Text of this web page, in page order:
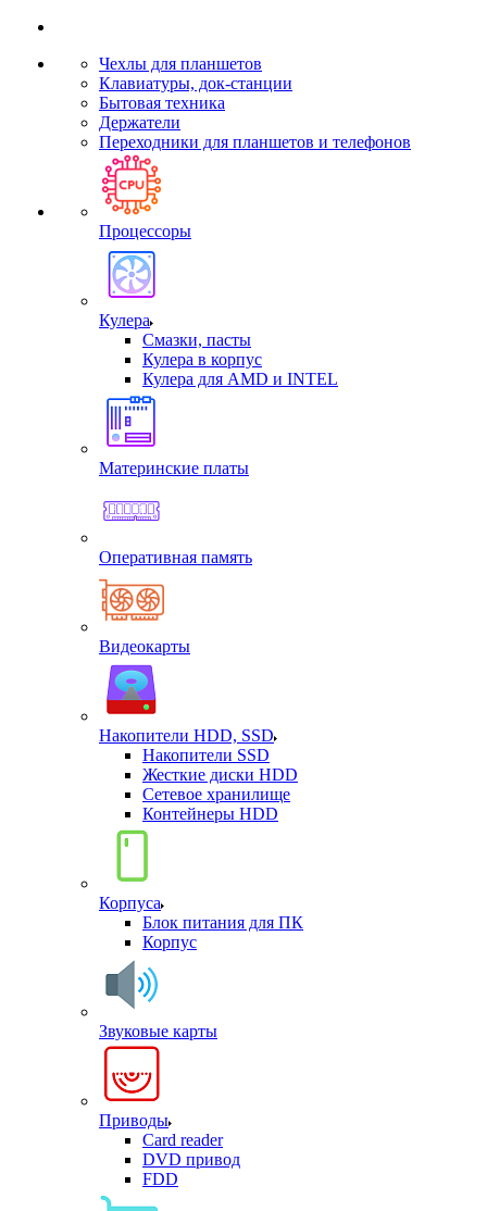
Чехлы для планшетов
Клавиатуры, док-станции
Бытовая техника
Держатели
Переходники для планшетов и телефонов
Процессоры
Кулера
Смазки, пасты
Кулера в корпус
Кулера для AMD и INTEL
Материнские платы
Оперативная память
Видеокарты
Накопители HDD, SSD
Накопители SSD
Жесткие диски HDD
Сетевое хранилище
Контейнеры HDD
Корпуса
Блок питания для ПК
Корпус
Звуковые карты
Приводы
Card reader
DVD привод
FDD